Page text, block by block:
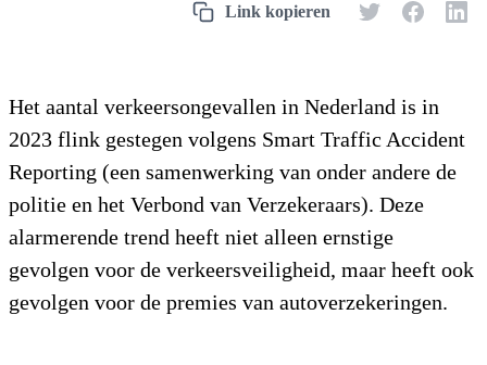
Het aantal verkeersongevallen in Nederland is in
2023 flink gestegen volgens Smart Traffic Accident
Reporting (een samenwerking van onder andere de
politie en het Verbond van Verzekeraars). Deze
alarmerende trend heeft niet alleen ernstige
gevolgen voor de verkeersveiligheid, maar heeft ook
gevolgen voor de premies van autoverzekeringen.